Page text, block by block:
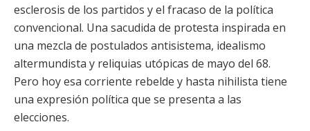
esclerosis de los partidos y el fracaso de la política
convencional. Una sacudida de protesta inspirada en
una mezcla de postulados antisistema, idealismo
altermundista y reliquias utópicas de mayo del 68.
Pero hoy esa corriente rebelde y hasta nihilista tiene
una expresión política que se presenta a las
elecciones.